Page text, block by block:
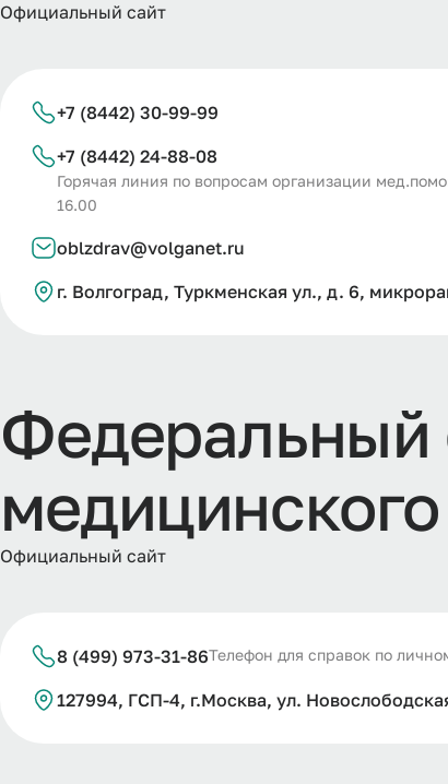
Официальный сайт
+7 (8442) 30-99-99
+7 (8442) 24-88-08
Горячая линия по вопросам организации
16.00
oblzdrav@volganet.ru
г. Волгоград, Туркменская ул., д. 6,
Федеральный
медицинского
Официальный сайт
8 (499) 973-31-86Телефон для справок по
127994, ГСП-4, г.Москва, ул.